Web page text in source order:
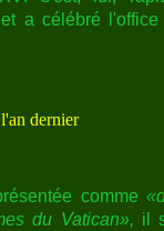
a célébré
dernier
comme
du Vatican», il